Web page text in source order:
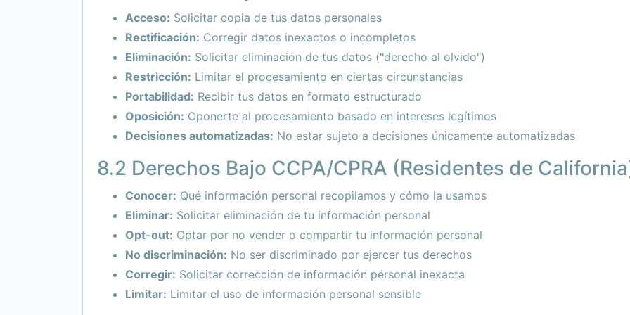
Acceso: Solicitar copia de tus datos personales
Rectificación: Corregir datos inexactos o incompletos
Eliminación: Solicitar eliminación de tus datos ("derecho al olvido")
Restricción: Limitar el procesamiento en ciertas circunstancias
Portabilidad: Recibir tus datos en formato estructurado
Oposición: Oponerte al procesamiento basado en intereses legítimos
Decisiones automatizadas: No estar sujeto a decisiones únicamente automatizadas
8.2 Derechos Bajo CCPA/CPRA (Residentes de
Conocer: Qué información personal recopilamos y cómo la usamos
Eliminar: Solicitar eliminación de tu información personal
Opt-out: Optar por no vender o compartir tu información personal
No discriminación: No ser discriminado por ejercer tus derechos
Corregir: Solicitar corrección de información personal inexacta
Limitar: Limitar el uso de información personal sensible